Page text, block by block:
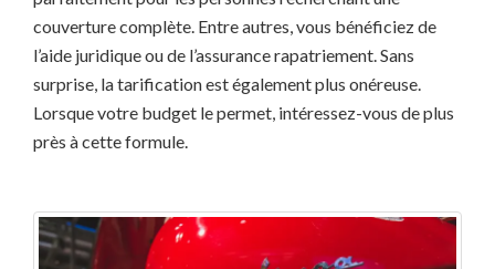
couverture complète. Entre autres, vous bénéficiez de
l’aide juridique ou de l’assurance rapatriement. Sans
surprise, la tarification est également plus onéreuse.
Lorsque votre budget le permet, intéressez-vous de plus
près à cette formule.